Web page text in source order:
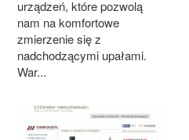
urządzeń, które pozwolą
nam na komfortowe
zmierzenie się z
nadchodzącymi upałami.
War...